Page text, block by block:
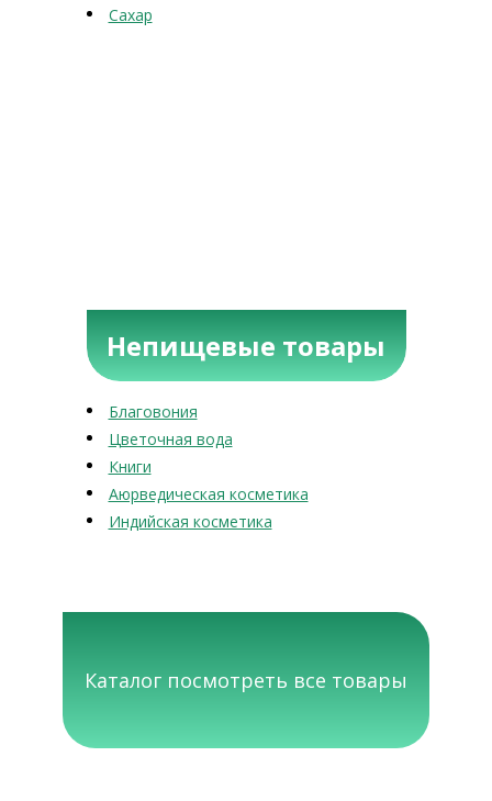
Сахар
Непищевые товары
Благовония
Цветочная вода
Книги
Аюрведическая косметика
Индийская косметика
Каталог посмотреть все товары